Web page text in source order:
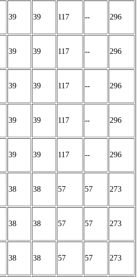
39 39 117 -- 296
39 39 117 -- 296
39 39 117 -- 296
39 39 117 -- 296
39 39 117 -- 296
38 38 57 57 273
38 38 57 57 273
38 38 57 57 273